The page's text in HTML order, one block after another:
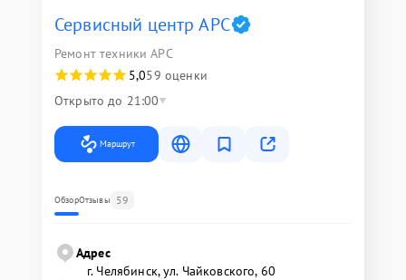
Сервисный центр APC
Ремонт техники APC
5,059 оценки
Открыто до 21:00
Маршрут
ОбзорОтзывы 59
Адрес
г. Челябинск, ул. Чайковского, 60